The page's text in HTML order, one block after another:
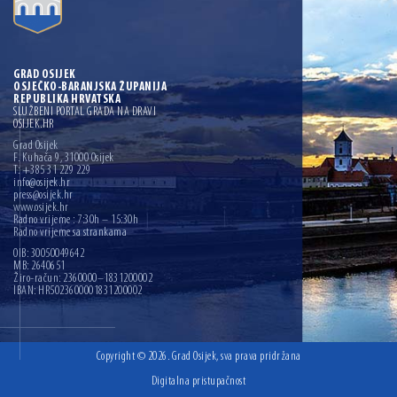
GRAD OSIJEK
OSJEČKO-BARANJSKA ŽUPANIJA
REPUBLIKA HRVATSKA
SLUŽBENI PORTAL GRADA NA DRAVI
OSIJEK.HR
Grad Osijek
F. Kuhača 9, 31000 Osijek
T: +385 31 229 229
info@osijek.hr
press@osijek.hr
www.osijek.hr
Radno vrijeme : 7:30h – 15:30h
Radno vrijeme sa strankama
OIB: 30050049642
MB: 2640651
Žiro-račun: 2360000–1831200002
IBAN: HR5023600001831200002
Copyright © 2026. Grad Osijek, sva prava pridržana
Digitalna pristupačnost